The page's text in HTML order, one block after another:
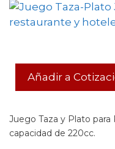
Añadir a
Juego Taza y Plato
capacidad de 220cc.